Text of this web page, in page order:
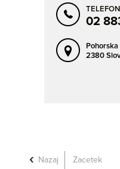
TELEFON
02
Pohorska
2380
Nazaj Zacetek